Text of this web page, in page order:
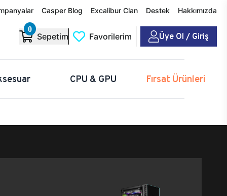
Casper Blog Excalibur Clan Destek Hakkımızda
0
Sepetim Favorilerim Üye Ol / Giriş
CPU & GPU Fırsat Ürünleri